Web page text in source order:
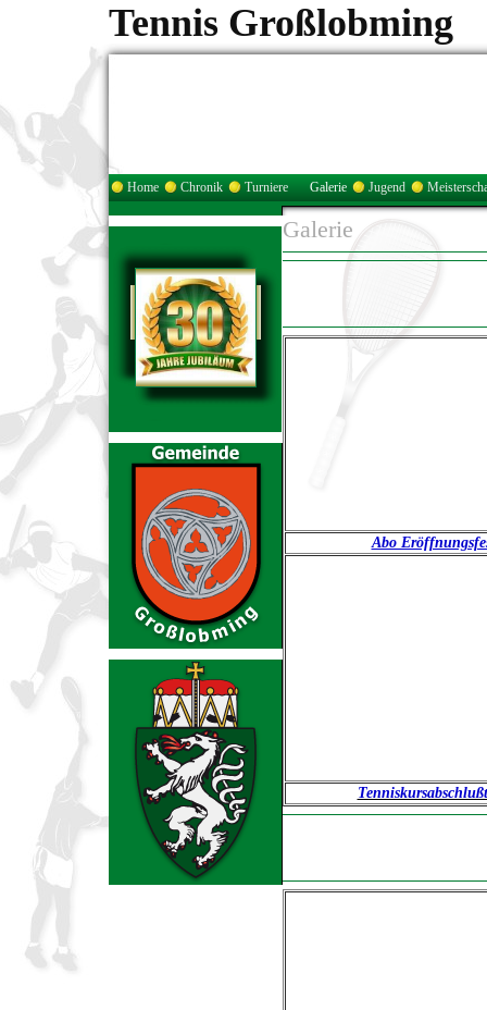
Tennis Großlobming
Home Chronik Turniere Galerie Jugend
Galerie
Abo